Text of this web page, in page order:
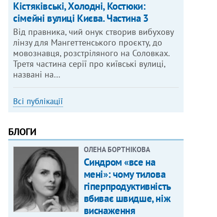
Кістяківські, Холодні, Костюки:
сімейні вулиці Києва. Частина 3
Від правника, чий онук створив вибухову
лінзу для Мангеттенського проєкту, до
мовознавця, розстріляного на Соловках.
Третя частина серії про київські вулиці,
названі на…
Всі публікації
БЛОГИ
ОЛЕНА БОРТНІКОВА
Синдром «все на
мені»: чому тилова
гіперпродуктивність
вбиває швидше, ніж
виснаження